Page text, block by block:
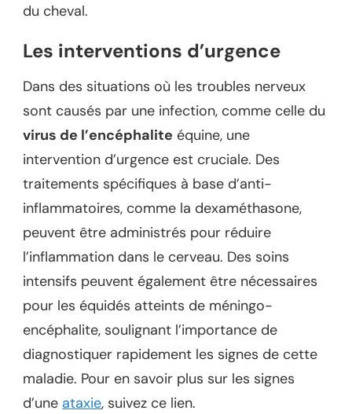
du cheval.
Les interventions d’urgence
Dans des situations où les troubles nerveux
sont causés par une infection, comme celle du
virus de l’encéphalite équine, une
intervention d’urgence est cruciale. Des
traitements spécifiques à base d’anti-
inflammatoires, comme la dexaméthasone,
peuvent être administrés pour réduire
l’inflammation dans le cerveau. Des soins
intensifs peuvent également être nécessaires
pour les équidés atteints de méningo-
encéphalite, soulignant l’importance de
diagnostiquer rapidement les signes de cette
maladie. Pour en savoir plus sur les signes
d’une ataxie, suivez ce lien.